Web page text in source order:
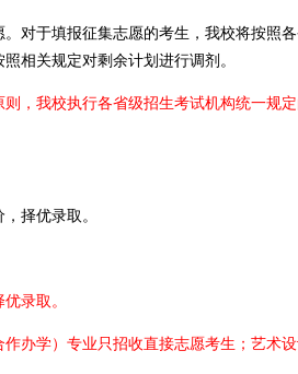
于填报征集志愿的考生，我校将按照
相关规定对剩余计划进行调剂。
我校执行各省级招生考试机构统一规
择优录取。
录取。
学）专业只招收直接志愿考生；艺术